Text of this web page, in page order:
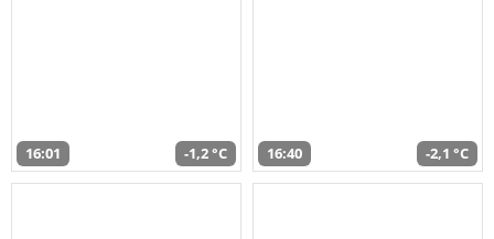
16:01 -1,2 °C 16:40 -2,1 °C